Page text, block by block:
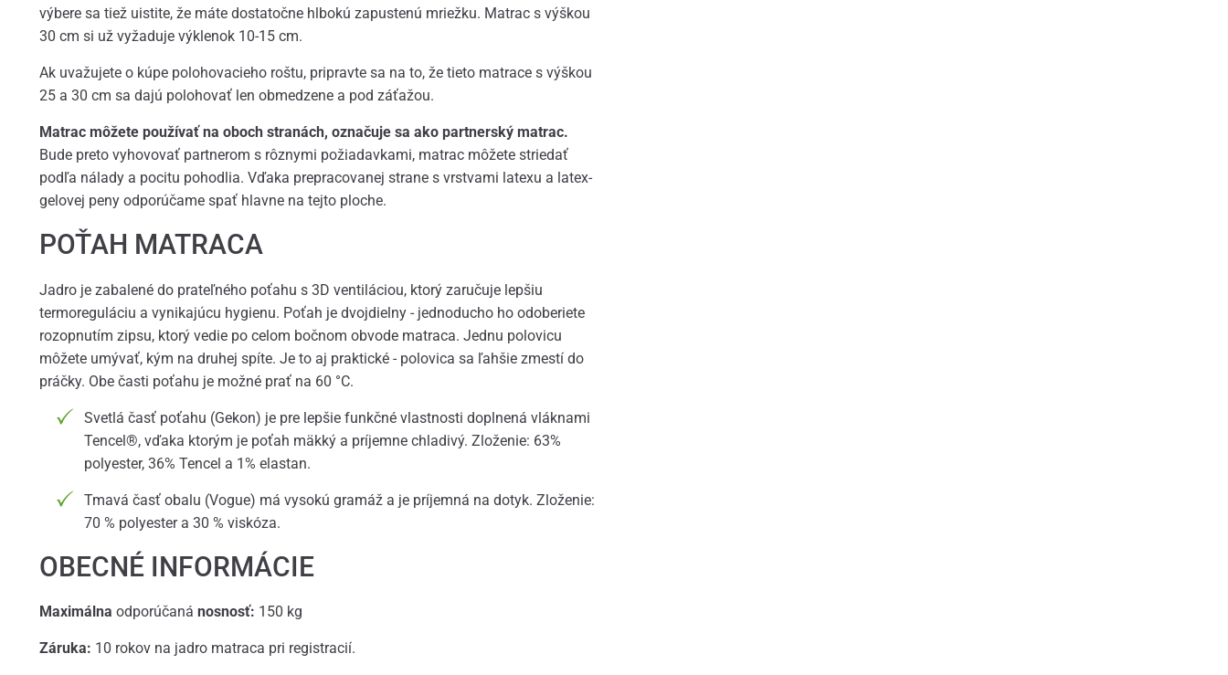
výbere sa tiež uistite, že máte dostatočne hlbokú zapustenú mriežku. Matrac s výškou
30 cm si už vyžaduje výklenok 10-15 cm.
Ak uvažujete o kúpe polohovacieho roštu, pripravte sa na to, že tieto matrace s výškou
25 a 30 cm sa dajú polohovať len obmedzene a pod záťažou.
Matrac môžete používať na oboch stranách, označuje sa ako partnerský matrac.
Bude preto vyhovovať partnerom s rôznymi požiadavkami, matrac môžete striedať
podľa nálady a pocitu pohodlia. Vďaka prepracovanej strane s vrstvami latexu a latex-
gelovej peny odporúčame spať hlavne na tejto ploche.
POŤAH MATRACA
Jadro je zabalené do prateľného poťahu s 3D ventiláciou, ktorý zaručuje lepšiu
termoreguláciu a vynikajúcu hygienu. Poťah je dvojdielny - jednoducho ho odoberiete
rozopnutím zipsu, ktorý vedie po celom bočnom obvode matraca. Jednu polovicu
môžete umývať, kým na druhej spíte. Je to aj praktické - polovica sa ľahšie zmestí do
práčky. Obe časti poťahu je možné prať na 60 °C.
Svetlá časť poťahu (Gekon) je pre lepšie funkčné vlastnosti doplnená vláknami
Tencel®, vďaka ktorým je poťah mäkký a príjemne chladivý. Zloženie: 63%
polyester, 36% Tencel a 1% elastan.
Tmavá časť obalu (Vogue) má vysokú gramáž a je príjemná na dotyk. Zloženie:
70 % polyester a 30 % viskóza.
OBECNÉ INFORMÁCIE
Maximálna odporúčaná nosnosť: 150 kg
Záruka: 10 rokov na jadro matraca pri registracií.